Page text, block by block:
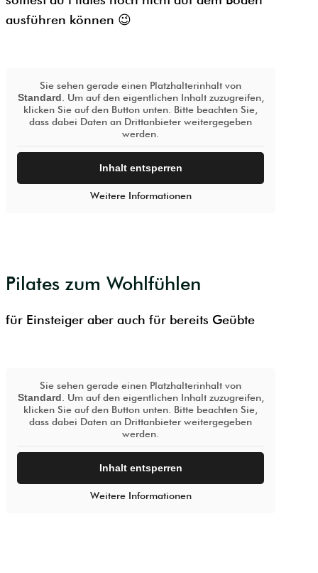
ausführen können 😉
Sie sehen gerade einen Platzhalterinhalt von
Standard . Um auf den eigentlichen Inhalt zuzugreifen,
klicken Sie auf den Button unten. Bitte beachten Sie,
dass dabei Daten an Drittanbieter weitergegeben
werden.
Inhalt entsperren
Weitere Informationen
Pilates zum Wohlfühlen
für Einsteiger aber auch für bereits Geübte
Sie sehen gerade einen Platzhalterinhalt von
Standard . Um auf den eigentlichen Inhalt zuzugreifen,
klicken Sie auf den Button unten. Bitte beachten Sie,
dass dabei Daten an Drittanbieter weitergegeben
werden.
Inhalt entsperren
Weitere Informationen